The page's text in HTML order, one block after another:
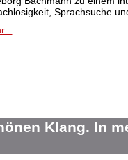
Sprachsuche
Klang. In